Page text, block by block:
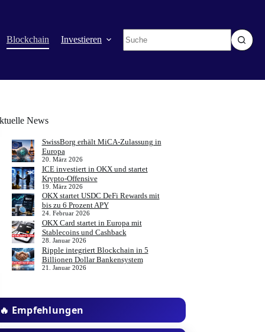
Blockchain Investieren Mehr
Ergebnisse
News
SwissBorg erhält MiCA-Zulassung in
Europa
20. März 2026
ICE investiert in OKX und startet
Krypto-Offensive
19. März 2026
OKX startet USDC DeFi Rewards mit
bis zu 6 Prozent APY
24. Februar 2026
OKX Card startet in Europa mit
Stablecoins und Cashback
28. Januar 2026
Ripple integriert Blockchain in 5
Billionen Dollar Bankensystem
21. Januar 2026
🔥 Empfehlungen